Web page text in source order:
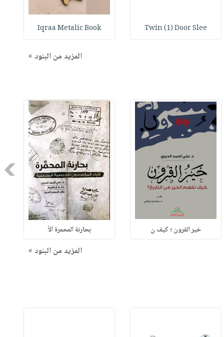
Twin (1) Door Slee
Iqraa Metalic Book
المزيد من البنود »
خير القرون ؛ كيف ن بحارنة المحمرة الأ
المزيد من البنود »